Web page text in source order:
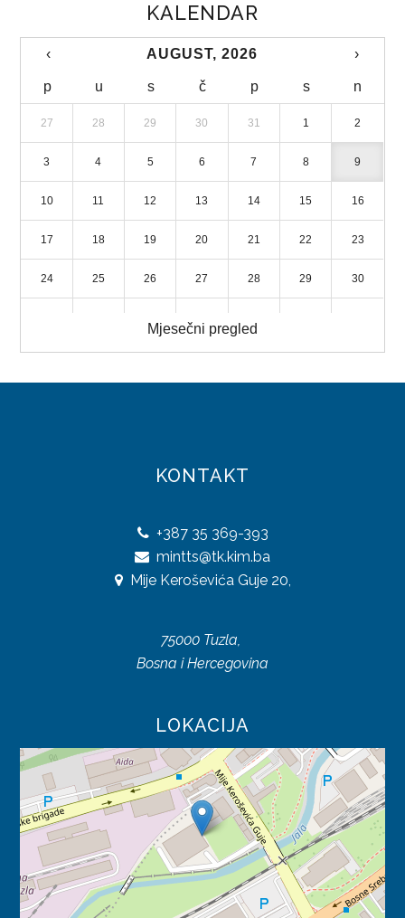
KALENDAR
‹ AUGUST, 2026 ›
p u s č p s n
27 28 29 30 31 1 2
3 4 5 6 7 8 9
10 11 12 13 14 15 16
17 18 19 20 21 22 23
24 25 26 27 28 29 30
Mjesečni pregled
KONTAKT
+387 35 369-393
mintts@tk.kim.ba
Mije Keroševića Guje 20,
75000 Tuzla,
Bosna i Hercegovina
LOKACIJA
TURISTIČKA PATROLA
TURISTIČKI FORUM
TURISTIČKA SIGNALIZACIJA
LICENCIRANE PUTNIČKE AGENCIJE
TURISTIČKE ZAJEDNICE
STRATEGIJA RAZVOJA TURIZMA
DIREKCIJA ROBNIH REZERVI
NADLEŽNOSTI
DIREKTOR
PLAN JAVNIH NABAVKI
ODLUKE O IZBORU
ZAKONI
SAOBRAĆAJ